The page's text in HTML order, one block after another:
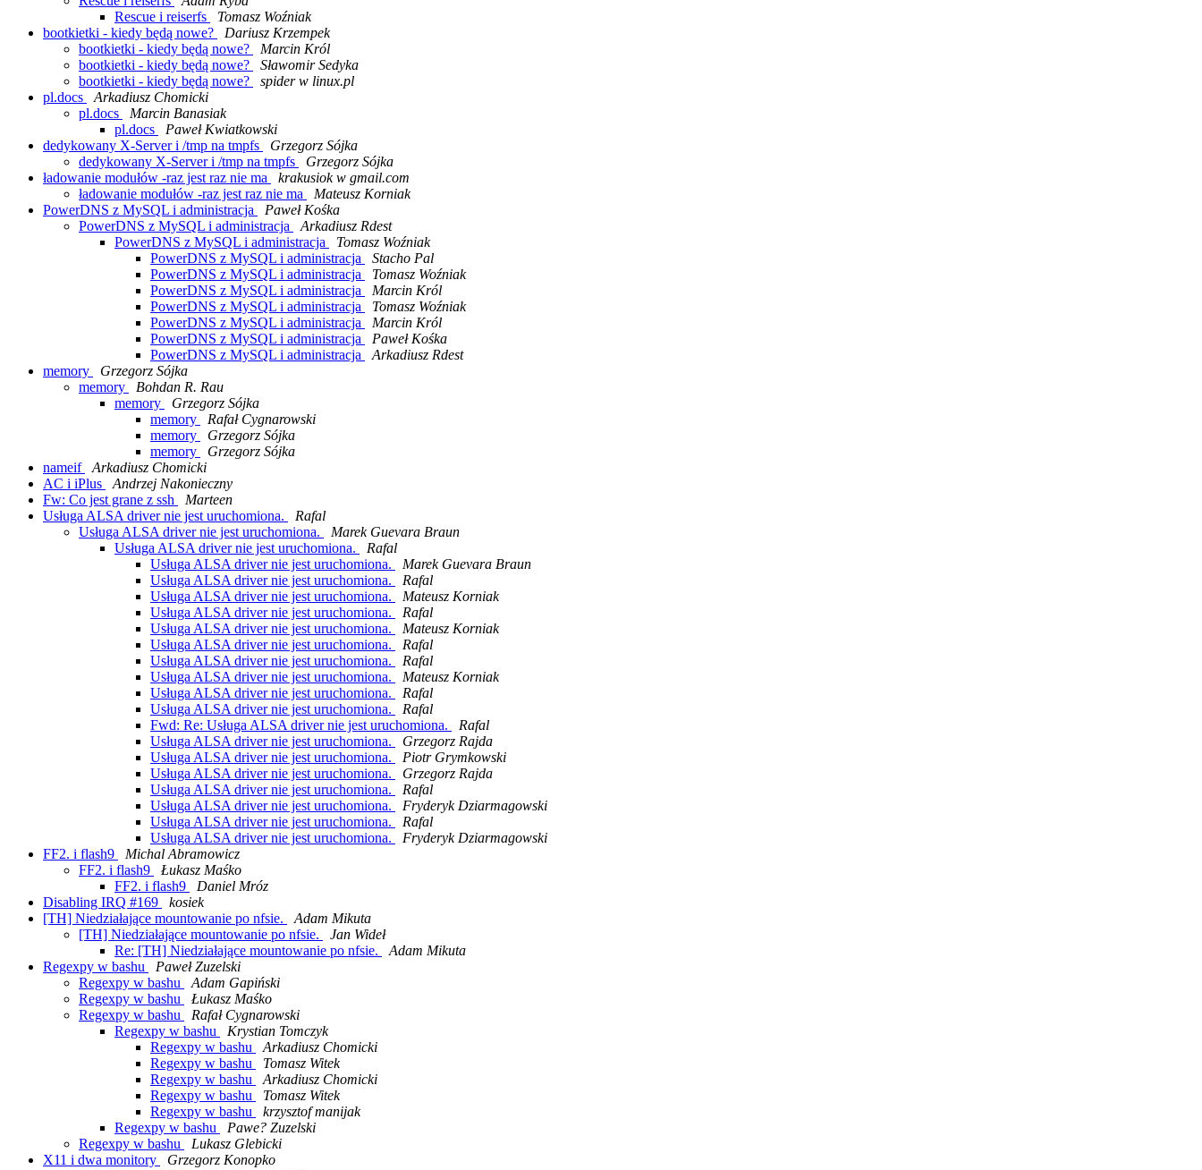
Rescue i reiserfs
Tomasz Woźniak
bootkietki - kiedy będą nowe?
Dariusz Krzempek
bootkietki - kiedy będą nowe?
Marcin Król
bootkietki - kiedy będą nowe?
Sławomir Sedyka
bootkietki - kiedy będą nowe?
spider w linux.pl
pl.docs
Arkadiusz Chomicki
pl.docs
Marcin Banasiak
pl.docs
Paweł Kwiatkowski
dedykowany X-Server i /tmp na tmpfs
Grzegorz Sójka
dedykowany X-Server i /tmp na tmpfs
Grzegorz Sójka
ładowanie modułów -raz jest raz nie ma
krakusiok w gmail.com
ładowanie modułów -raz jest raz nie ma
Mateusz Korniak
PowerDNS z MySQL i administracja
Paweł Kośka
PowerDNS z MySQL i administracja
Arkadiusz Rdest
PowerDNS z MySQL i administracja
Tomasz Woźniak
PowerDNS z MySQL i administracja
Stacho Pal
PowerDNS z MySQL i administracja
Tomasz Woźniak
PowerDNS z MySQL i administracja
Marcin Król
PowerDNS z MySQL i administracja
Tomasz Woźniak
PowerDNS z MySQL i administracja
Marcin Król
PowerDNS z MySQL i administracja
Paweł Kośka
PowerDNS z MySQL i administracja
Arkadiusz Rdest
memory
Grzegorz Sójka
memory
Bohdan R. Rau
memory
Grzegorz Sójka
memory
Rafał Cygnarowski
memory
Grzegorz Sójka
memory
Grzegorz Sójka
nameif
Arkadiusz Chomicki
AC i iPlus
Andrzej Nakonieczny
Fw: Co jest grane z ssh
Marteen
Usługa ALSA driver nie jest uruchomiona.
Rafal
Usługa ALSA driver nie jest uruchomiona.
Marek Guevara Braun
Usługa ALSA driver nie jest uruchomiona.
Rafal
Usługa ALSA driver nie jest uruchomiona.
Marek Guevara Braun
Usługa ALSA driver nie jest uruchomiona.
Rafal
Usługa ALSA driver nie jest uruchomiona.
Mateusz Korniak
Usługa ALSA driver nie jest uruchomiona.
Rafal
Usługa ALSA driver nie jest uruchomiona.
Mateusz Korniak
Usługa ALSA driver nie jest uruchomiona.
Rafal
Usługa ALSA driver nie jest uruchomiona.
Rafal
Usługa ALSA driver nie jest uruchomiona.
Mateusz Korniak
Usługa ALSA driver nie jest uruchomiona.
Rafal
Usługa ALSA driver nie jest uruchomiona.
Rafal
Fwd: Re: Usługa ALSA driver nie jest uruchomiona.
Rafal
Usługa ALSA driver nie jest uruchomiona.
Grzegorz Rajda
Usługa ALSA driver nie jest uruchomiona.
Piotr Grymkowski
Usługa ALSA driver nie jest uruchomiona.
Grzegorz Rajda
Usługa ALSA driver nie jest uruchomiona.
Rafal
Usługa ALSA driver nie jest uruchomiona.
Fryderyk Dziarmagowski
Usługa ALSA driver nie jest uruchomiona.
Rafal
Usługa ALSA driver nie jest uruchomiona.
Fryderyk Dziarmagowski
FF2. i flash9
Michal Abramowicz
FF2. i flash9
Łukasz Maśko
FF2. i flash9
Daniel Mróz
Disabling IRQ #169
kosiek
[TH] Niedziałające mountowanie po nfsie.
Adam Mikuta
[TH] Niedziałające mountowanie po nfsie.
Jan Wideł
Re: [TH] Niedziałające mountowanie po nfsie.
Adam Mikuta
Regexpy w bashu
Paweł Zuzelski
Regexpy w bashu
Adam Gapiński
Regexpy w bashu
Łukasz Maśko
Regexpy w bashu
Rafał Cygnarowski
Regexpy w bashu
Krystian Tomczyk
Regexpy w bashu
Arkadiusz Chomicki
Regexpy w bashu
Tomasz Witek
Regexpy w bashu
Arkadiusz Chomicki
Regexpy w bashu
Tomasz Witek
Regexpy w bashu
krzysztof manijak
Regexpy w bashu
Pawe? Zuzelski
Regexpy w bashu
Lukasz Glebicki
X11 i dwa monitory
Grzegorz Konopko